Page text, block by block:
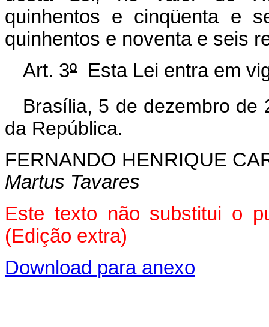
quinhentos e cinqüenta e
quinhentos e noventa e seis
Art. 3º Esta Lei entra em
Brasília, 5 de dezembro de
da República.
FERNANDO HENRIQUE
Martus Tavares
Este texto não substitui o
(Edição extra)
Download para anexo